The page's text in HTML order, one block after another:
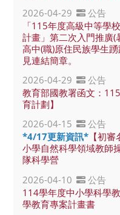
2026-04-29
公告
「115年度高級中等學
計畫」第二次入門推廣(
高中(職)原住民族學生
見連結簡章。
2026-04-29
公告
教育部國教署函文：
育計劃】
2026-04-15
公告
*4/17更新資訊* 【初
小學自然科學領域教師
隊科學營
2026-04-10
公告
114學年度中小學科學
學教育專案計畫書